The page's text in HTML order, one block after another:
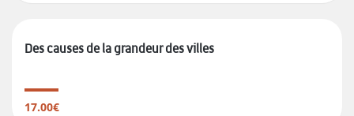
Des causes de la grandeur des villes
17.00€